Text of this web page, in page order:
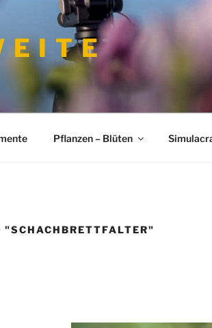
E I T E
Pflanzen – Blüten
"SCHACHBRETTFALTER"